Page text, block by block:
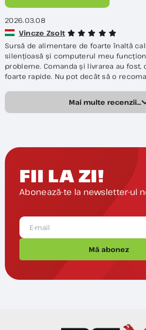
2026.03.08
Vincze Zsolt
Sursă de alimentare de foarte înaltă
silențioasă și computerul meu
probleme. Comanda și livrarea au fost,
foarte rapide. Nu pot decât să o
Mai multe recenzii...
FII LA ZI!
Abonează-te la newsletter-ul
Mă abonez